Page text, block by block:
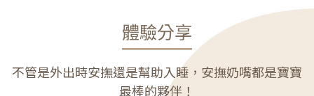
體驗分享
不管是外出時安撫還是幫助入睡，安撫奶嘴都是寶寶
最棒的夥伴！